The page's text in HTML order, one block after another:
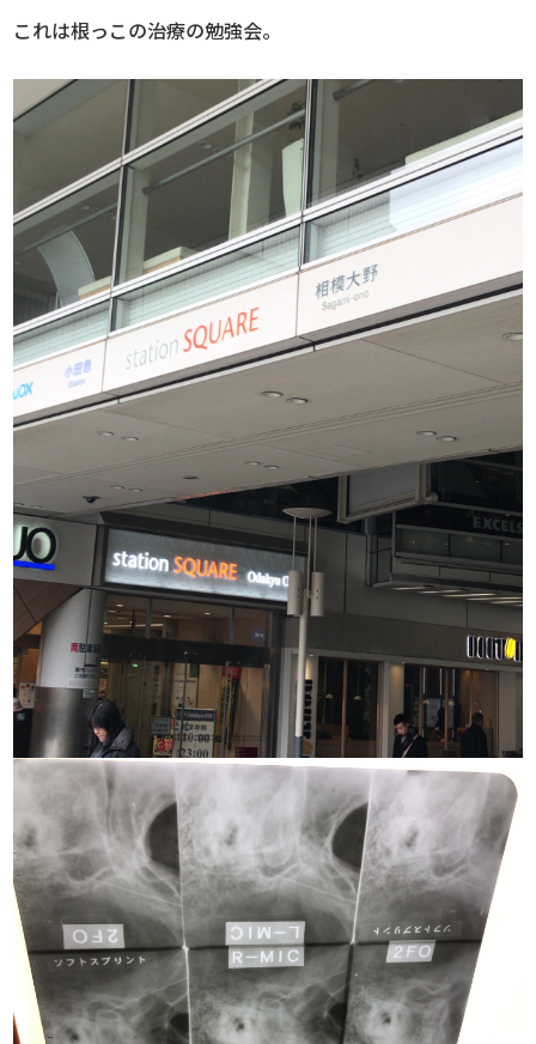
これは根っこの治療の勉強会。